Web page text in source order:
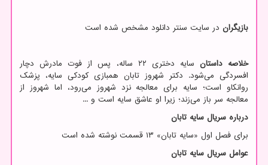
بازیگران در سایت سنتر دانلود مشخص شده است
خلاصه داستان
سایه دختری ۲۲ ساله، پس از فوت مادرش دچار
افسردگی می‌شود. دکتر شهروز تابان همبازی کودکی سایه، پزشک
روانکاو است؛ سایه برای معالجه نزد شهروز می‌رود، اما شهروز از
معالجه سر باز می‌زند؛ زیرا او عاشق سایه است و ...
درباره سریال سایه تابان
برای فصل اول «سایه تابان» ۱۳ قسمت نوشته شده است
عوامل سریال سایه تابان